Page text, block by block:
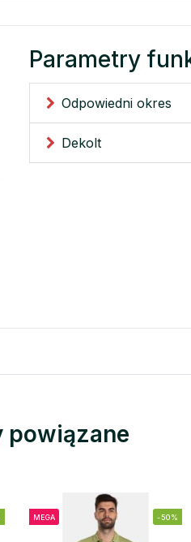
Parametry
Odpowiedni okres
Dekolt
powiązane
MEGA -50%